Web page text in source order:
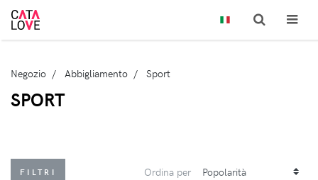
Negozio Abbigliamento Sport
SPORT
FILTRI Ordina per